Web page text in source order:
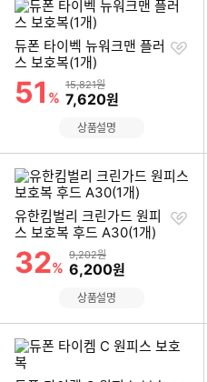
듀폰 타이벡 뉴워크맨 플러
스 보호복(1개)
할인률
51 %
상품금액
15,821원
할인금액
7,620원
찜
상품설명
유한킴벌리 크린가드 원피
스 보호복 후드 A30(1개)
할인률
32%
상품금액
9,202원
할인금액
6,200원
찜
상품설명